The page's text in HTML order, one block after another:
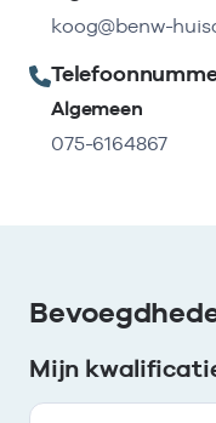
koog@benw-
Algemeen
075-6164867
Mijn